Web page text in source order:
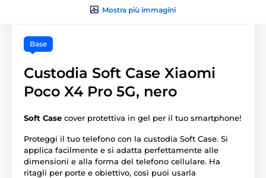
Mostra più immagini
Base
Custodia Soft Case Xiaomi
Poco X4 Pro 5G, nero
Soft Case cover protettiva in gel per il tuo smartphone!
Proteggi il tuo telefono con la custodia Soft Case. Si
applica facilmente e si adatta perfettamente alle
dimensioni e alla forma del telefono cellulare. Ha
ritagli per porte e obiettivo, così puoi usarla